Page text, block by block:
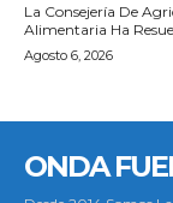
La Consejería De
Alimentaria Ha
Agosto 6, 2026
ONDA